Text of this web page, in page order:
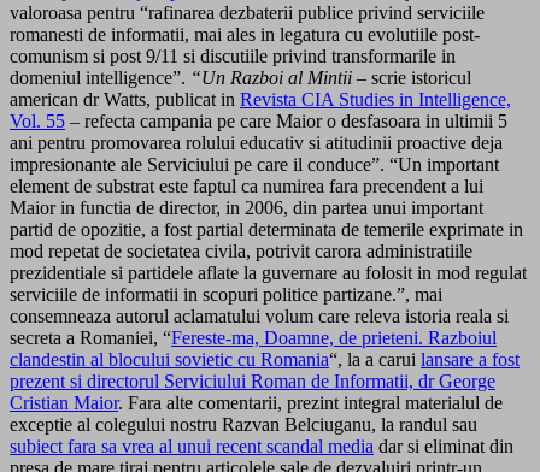
valoroasa pentru “rafinarea dezbaterii publice privind serviciile
romanesti de informatii, mai ales in legatura cu evolutiile post-
comunism si post 9/11 si discutiile privind transformarile in
domeniul intelligence”. “Un Razboi al Mintii – scrie istoricul
american dr Watts, publicat in Revista CIA Studies in Intelligence,
Vol. 55 – refecta campania pe care Maior o desfasoara in ultimii 5
ani pentru promovarea rolului educativ si atitudinii proactive deja
impresionante ale Serviciului pe care il conduce”. “Un important
element de substrat este faptul ca numirea fara precendent a lui
Maior in functia de director, in 2006, din partea unui important
partid de opozitie, a fost partial determinata de temerile exprimate in
mod repetat de societatea civila, potrivit carora administratiile
prezidentiale si partidele aflate la guvernare au folosit in mod regulat
serviciile de informatii in scopuri politice partizane.”, mai
consemneaza autorul aclamatului volum care releva istoria reala si
secreta a Romaniei, “Fereste-ma, Doamne, de prieteni. Razboiul
clandestin al blocului sovietic cu Romania“, la a carui lansare a fost
prezent si directorul Serviciului Roman de Informatii, dr George
Cristian Maior. Fara alte comentarii, prezint integral materialul de
exceptie al colegului nostru Razvan Belciuganu, la randul sau
subiect fara sa vrea al unui recent scandal media dar si eliminat din
presa de mare tiraj pentru articolele sale de dezvaluiri printr-un